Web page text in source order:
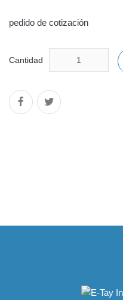
pedido de cotización
Cantidad